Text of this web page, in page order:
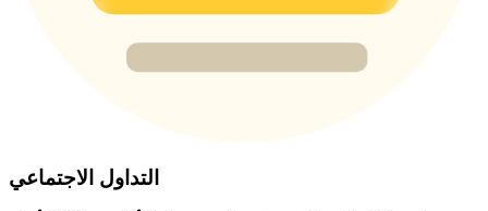
Deposit & Trade BTC to Share 25000 USDT prize pool!
Share 500000 CASHCAT prize pool
التداول الاجتماعي